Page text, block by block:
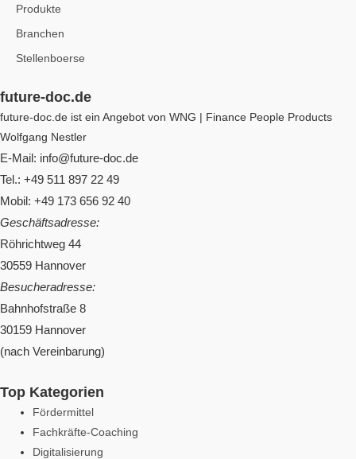
Produkte
Branchen
Stellenboerse
future-doc.de
future-doc.de ist ein Angebot von WNG | Finance People Products
Wolfgang Nestler
E-Mail: info@future-doc.de
Tel.: +49 511 897 22 49
Mobil: +49 173 656 92 40
Geschäftsadresse:
Röhrichtweg 44
30559 Hannover
Besucheradresse:
Bahnhofstraße 8
30159 Hannover
(nach Vereinbarung)
Top Kategorien
Fördermittel
Fachkräfte-Coaching
Digitalisierung